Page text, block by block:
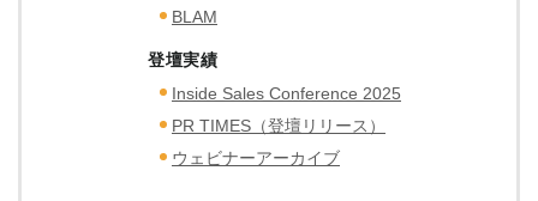
BLAM
登壇実績
Inside Sales Conference 2025
PR TIMES（登壇リリース）
ウェビナーアーカイブ